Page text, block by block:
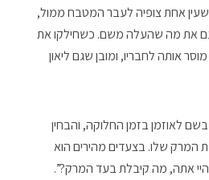
אחת צופיה לעבר המטבח ממול,
את מה שהעלה משם. כשחילקו את
אותה לחבריו, ומובן שגם ליאון
לאוזמן בזמן החלוקה, והבחין
המרק שלו. בצעדים מהירים הוא
אתה, מה קיבלת בעד המרק?”.